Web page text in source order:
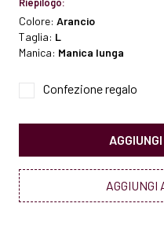
Riepilogo:
Colore: Arancio
Taglia: L
Manica: Manica lunga
Confezione regalo